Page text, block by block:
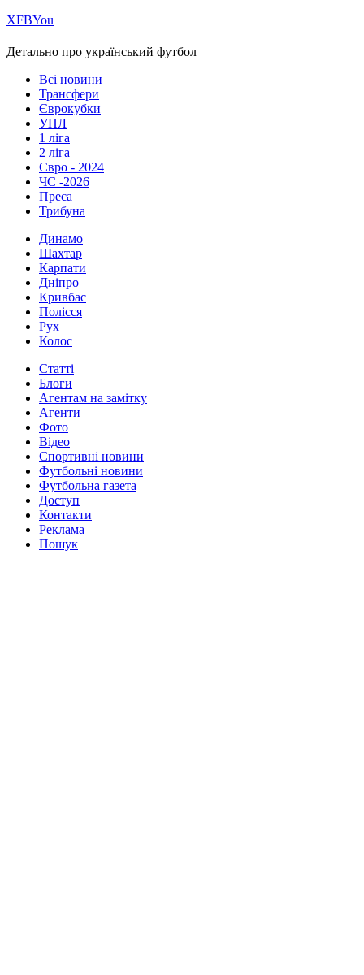
ХFBYou
Детально про український футбол
Всі новини
Трансфери
Єврокубки
УПЛ
1 ліга
2 ліга
Євро - 2024
ЧС -2026
Преса
Трибуна
Динамо
Шахтар
Карпати
Дніпро
Кривбас
Полісся
Рух
Колос
Статті
Блоги
Агентам на замітку
Агенти
Фото
Відео
Спортивні новини
Футбольні новини
Футбольна газета
Доступ
Контакти
Реклама
Пошук